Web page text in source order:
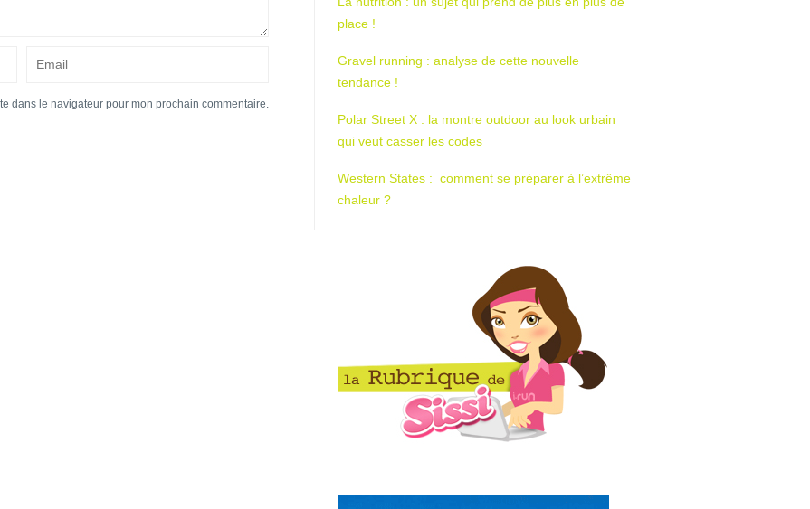
dans le navigateur pour mon prochain commentaire.
place !
Gravel running : analyse de cette nouvelle
tendance !
Polar Street X : la montre outdoor au look urbain
qui veut casser les codes
Western States : comment se préparer à l’extrême
chaleur ?